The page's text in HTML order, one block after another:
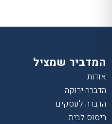
המדביר שמציל
אודות
הדברה ירוקה
הדברה לעסקים
ריסוס לבית